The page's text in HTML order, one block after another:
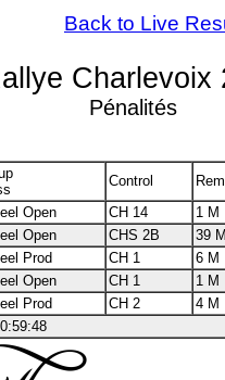
Back to Live
Charlevoix
Pénalités
Control
Open CH 14
1 M
Open CHS 2B
39
Prod CH 1
6 M
Open CH 1
1 M
Prod CH 2
4 M